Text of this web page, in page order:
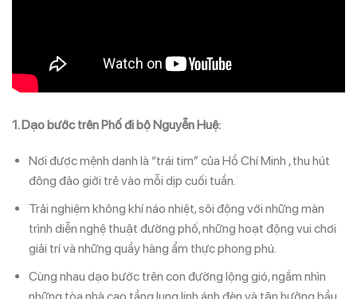
1. Dạo bước trên Phố đi bộ Nguyễn Huệ:
Nơi được mệnh danh là “trái tim” của Hồ Chí Minh , thu hút
đông đảo giới trẻ vào mỗi dịp cuối tuần.
Trải nghiệm không khí náo nhiệt, sôi động với những màn
trình diễn nghệ thuật đường phố, những hoạt động vui chơi
giải trí và những quầy hàng ẩm thực phong phú.
Cùng nhau dạo bước trên con đường lộng gió, ngắm nhìn
những tòa nhà cao tầng lung linh ánh đèn và tận hưởng bầu